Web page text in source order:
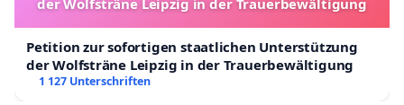
Petition zur sofortigen staatlichen Unterstützung
der Wolfsträne Leipzig in der Trauerbewältigung
1 127 Unterschriften